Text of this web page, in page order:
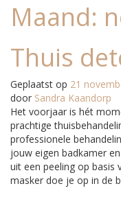
Maand:
Thuis
Geplaatst op 21
door Sandra Kaandorp
Het voorjaar is hét
prachtige
professionele
jouw eigen badkamer
uit een peeling op basis
masker doe je op in de